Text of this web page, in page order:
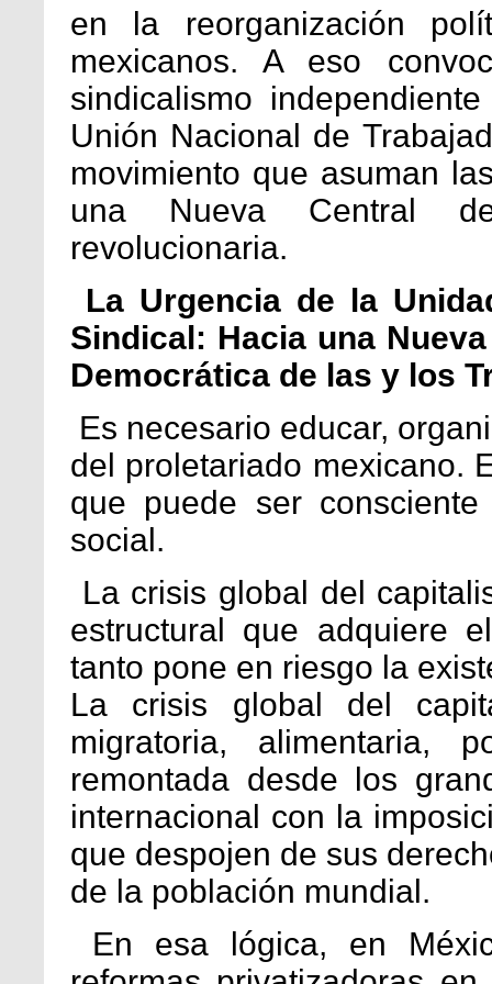
en la reorganización
mexicanos. A eso
sindicalismo
Unión Nacional de
movimiento que asuman
una Nueva Central
revolucionaria.
La Urgencia de la
Sindical: Hacia una
Democrática de las y los
Es necesario educar,
del proletariado mexicano.
que puede ser
social.
La crisis global del
estructural que adquiere
tanto pone en riesgo la
La crisis global del
migratoria, alimentaria,
remontada desde los
internacional con la
que despojen de sus
de la población mundial.
En esa lógica, en